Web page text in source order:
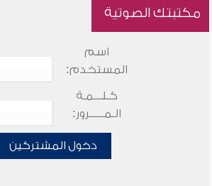
مكتبتك الصوتية
اسم
المستخدم:
كـلـــمـة
الـمـــــرور:
دخول المشتركين